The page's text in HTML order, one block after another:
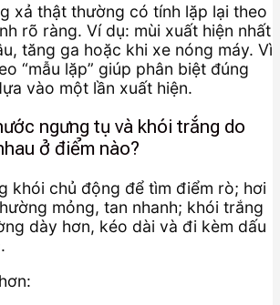
xả thật thường có tính lặp lại theo
rõ ràng. Ví dụ: mùi xuất hiện nhất
tăng ga hoặc khi xe nóng máy. Vì
“mẫu lặp” giúp phân biệt đúng
vào một lần xuất hiện.
ngưng tụ và khói trắng do
ở điểm nào?
khói chủ động để tìm điểm rò; hơi
mỏng, tan nhanh; khói trắng
dày hơn, kéo dài và đi kèm dấu